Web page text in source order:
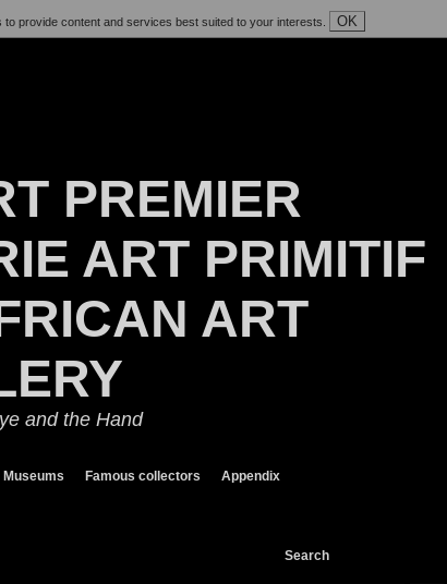
provide content and services best suited to your interests. OK
PREMIER
ART PRIMITIF
ART
and the Hand
Museums Famous collectors Appendix
Search